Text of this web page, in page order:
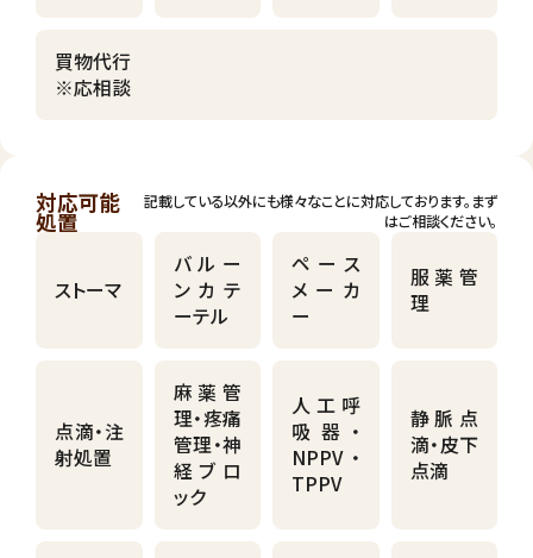
買物代行
※応相談
対応可能
処置
記載している以外にも様々なことに対応しております。まず
はご相談ください。
ストーマ
バルー
ンカテ
ーテル
ペース
メーカ
ー
服薬管
理
点滴・注
射処置
麻薬管
理・疼痛
管理・神
経ブロ
ック
人工呼
吸器・
NPPV・
TPPV
静脈点
滴・皮下
点滴